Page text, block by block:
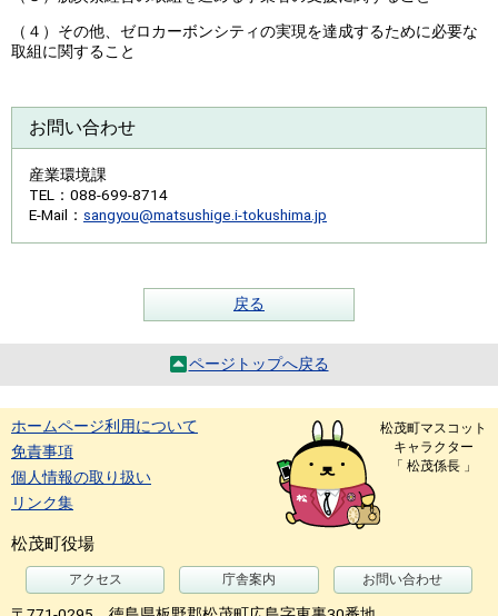
（４）その他、ゼロカーボンシティの実現を達成するために必要な
取組に関すること
お問い合わせ
産業環境課
TEL
：088-699-8714
E-Mail ： sangyou@matsushige.i-tokushima.jp
戻る
ページトップへ戻る
ホームページ利用について
免責事項
個人情報の取り扱い
リンク集
松茂町マスコット
キャラクター
「 松茂係長 」
松茂町役場
アクセス 庁舎案内 お問い合わせ